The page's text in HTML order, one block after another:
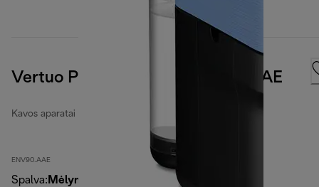
Vertuo Pop Nespresso ENV90.AAE
Kavos aparatai „Nespresso“
ENV90.AAE
Spalva: Mėlyna